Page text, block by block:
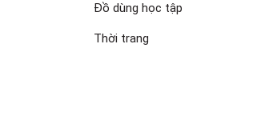
Đồ dùng học tập
Thời trang